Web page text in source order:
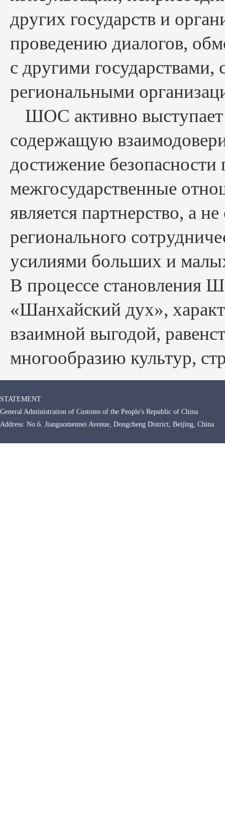
других государств и
проведению диалогов,
с другими
региональными
ШОС активно
содержащую
достижение безопасности
межгосударственные
является партнерство, а
регионального
усилиями больших и
В процессе становления
«Шанхайский дух»,
взаимной выгодой,
многообразию культур,
STATEMENT
General Administration of Customs of the People's Republic of China
Address: No.6. Jianguomennei Avenue, Dongcheng District, Beijing,